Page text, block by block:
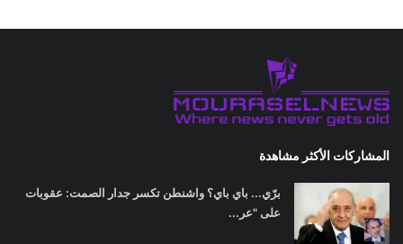
المشاركات الأكثر مشاهدة
برّي... باي باي؟ واشنطن تكسر جدار الصمت: عقوبات
على "عر...